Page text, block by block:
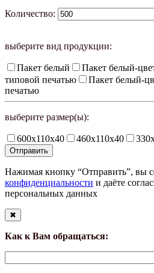
Количество:
выберите вид продукции:
Пакет белый Пакет белый-
типовой печатью
Пакет белый-
печатью
выберите размер(ы):
600х110х40 460х110х40
Нажимая кнопку “Отправить”, вы
конфиденциальности и даёте
персональных данных
✖
Как к Вам обращаться: